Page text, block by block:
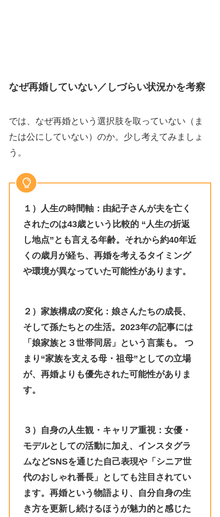
なぜ再婚していない／しづらい状況かを考察
では、なぜ再婚という選択肢を取っていない（ま
たは公にしていない）のか。少し考えてみましょ
う。
１）人生の時間軸：由紀子さんが夫を亡く
されたのは43歳という比較的 “人生の折返
し地点”とも言える年齢。それから約40年近
くの歳月が経ち、再婚を考えるタイミング
や環境が異なっていた可能性があります。
２）家族構成の変化：娘さんたちの成長、
そして孫たちとの生活。2023年の記事には
「娘家族と３世帯同居」という言葉も。 つ
まり“家族を支える母・祖母”としての立場
が、再婚よりも優先された可能性がありま
す。
３）自身の人生観・キャリア重視：女優・
モデルとしての活動に加え、インスタグラ
ムなどSNSを通じた自己表現や「シニア世
代のおしゃれ番長」としても注目されてい
ます。再婚という物語より、自分自身の生
き方を更新し続けるほうが魅力的と感じた